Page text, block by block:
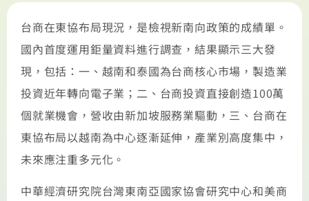
台商在東協布局現況，是檢視新南向政策的成績單。
國內首度運用鉅量資料進行調查，結果顯示三大發
現，包括：一、越南和泰國為台商核心市場，製造業
投資近年轉向電子業；二、台商投資直接創造100萬
個就業機會，營收由新加坡服務業驅動，三、台商在
東協布局以越南為中心逐漸延伸，產業別高度集中，
未來應注重多元化。
中華經濟研究院台灣東南亞國家協會研究中心和美商